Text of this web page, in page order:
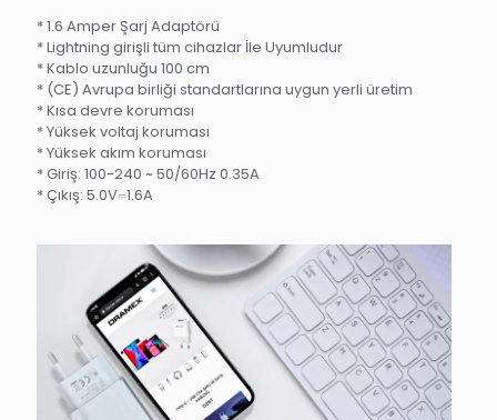
* 1.6 Amper Şarj Adaptörü
* Lightning girişli tüm cihazlar İle Uyumludur
* Kablo uzunluğu 100 cm
* (CE) Avrupa birliği standartlarına uygun yerli üretim
* Kısa devre koruması
* Yüksek voltaj koruması
* Yüksek akım koruması
* Giriş: 100-240 ~ 50/60Hz 0.35A
* Çıkış: 5.0V⎓1.6A